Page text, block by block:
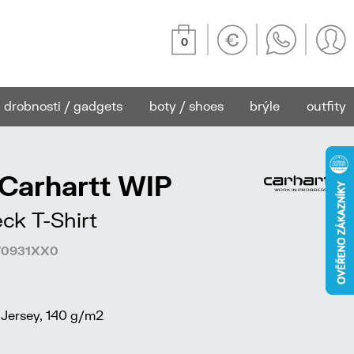
0
drobnosti / gadgets boty / shoes brýle outfity
WIP
T-Shirt
140 g/m2